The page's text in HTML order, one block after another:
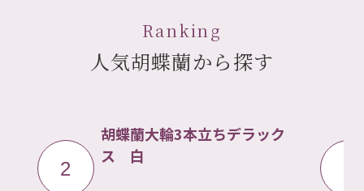
Ranking
人気胡蝶蘭から探す
3
胡蝶蘭大輪5本立ち 白